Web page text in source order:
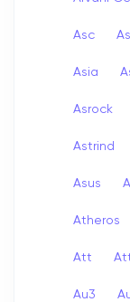
Asc
Asia
Asrock
Astrind
Asus
Atheros
Att
Au3